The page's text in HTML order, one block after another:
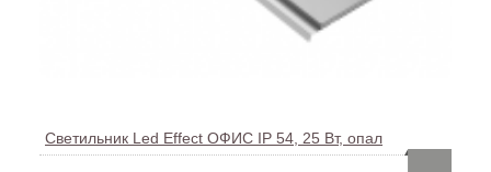
Светильник Led Effect ОФИС IP 54, 25 Вт, опал